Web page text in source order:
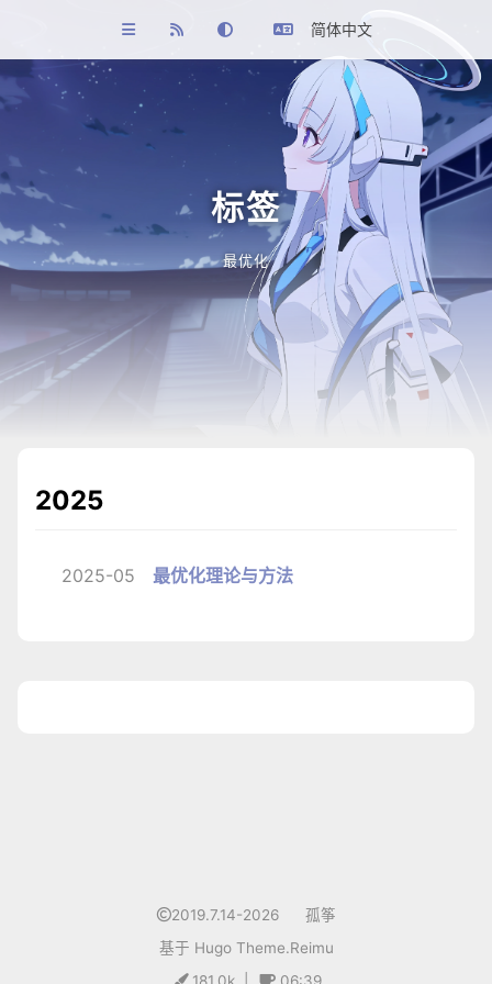
简体中文
标签
最优化
2025
2025-05 最优化理论与方法
2019.7.14-2026
孤筝
基于 HugoTheme.Reimu